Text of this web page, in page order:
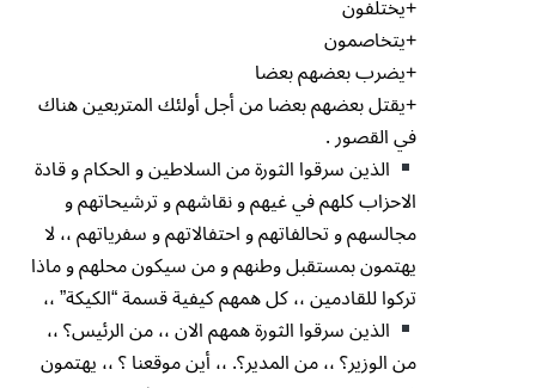
+يتخاصمون
+يضرب بعضهم بعضا
+يقتل بعضهم بعضا من أجل أولئك المتربعين هناك
في القصور .
الذين سرقوا الثورة من السلاطين و الحكام و قادة
الاحزاب كلهم في غيهم و نقاشهم و ترشيحاتهم و
مجالسهم و تحالفاتهم و احتفالاتهم و سفرياتهم ،، لا
يهتمون بمستقبل وطنهم و من سيكون محلهم و ماذا
تركوا للقادمين ،، كل همهم كيفية قسمة “الكيكة” ،،
الذين سرقوا الثورة همهم الان ،، من الرئيس؟ ،،
من الوزير؟ ،، من المدير؟. ،، أين موقعنا ؟ ،، يهتمون